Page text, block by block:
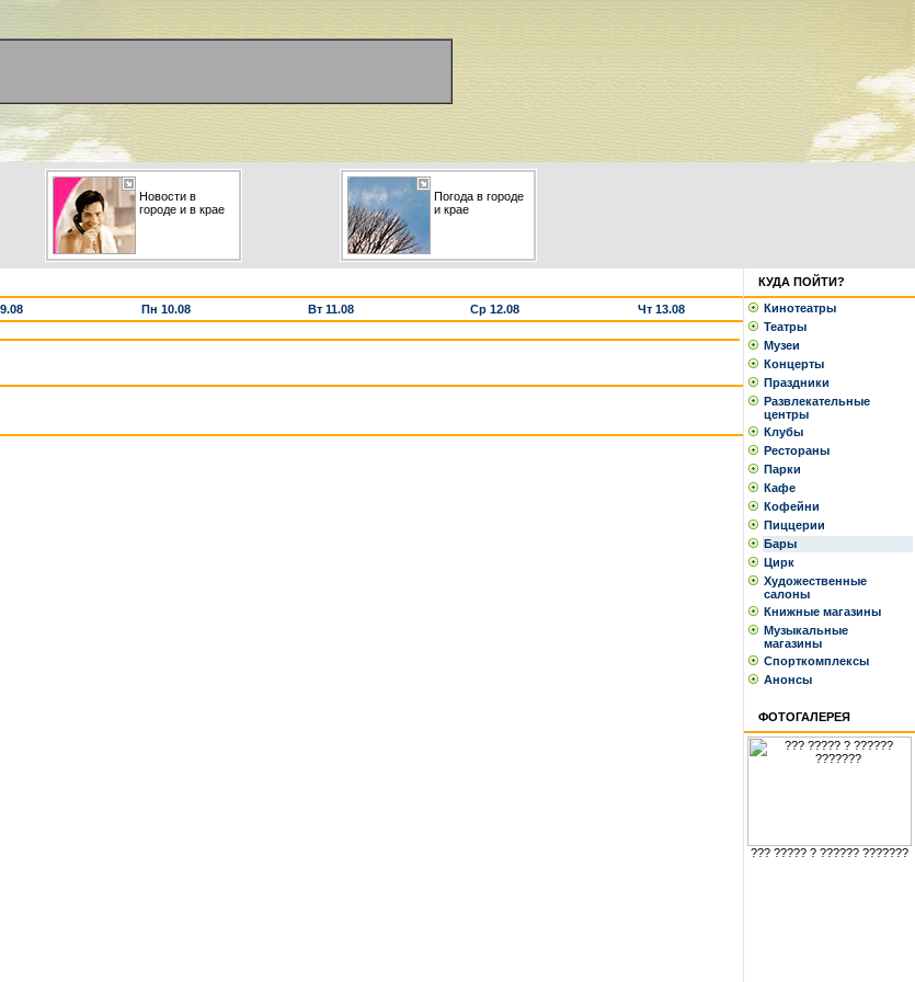
Новости в
городе и в крае
Погода в городе
и крае
Пн 10.08 Вт 11.08 Ср 12.08
Чт 13.08
КУДА ПОЙТИ?
Кинотеатры
Театры
Музеи
Концерты
Праздники
Развлекательные
центры
Клубы
Рестораны
Парки
Кафе
Кофейни
Пиццерии
Бары
Цирк
Художественные
салоны
Книжные магазины
Музыкальные
магазины
Спорткомплексы
Анонсы
ФОТОГАЛЕРЕЯ
??? ????? ? ?????? ???????